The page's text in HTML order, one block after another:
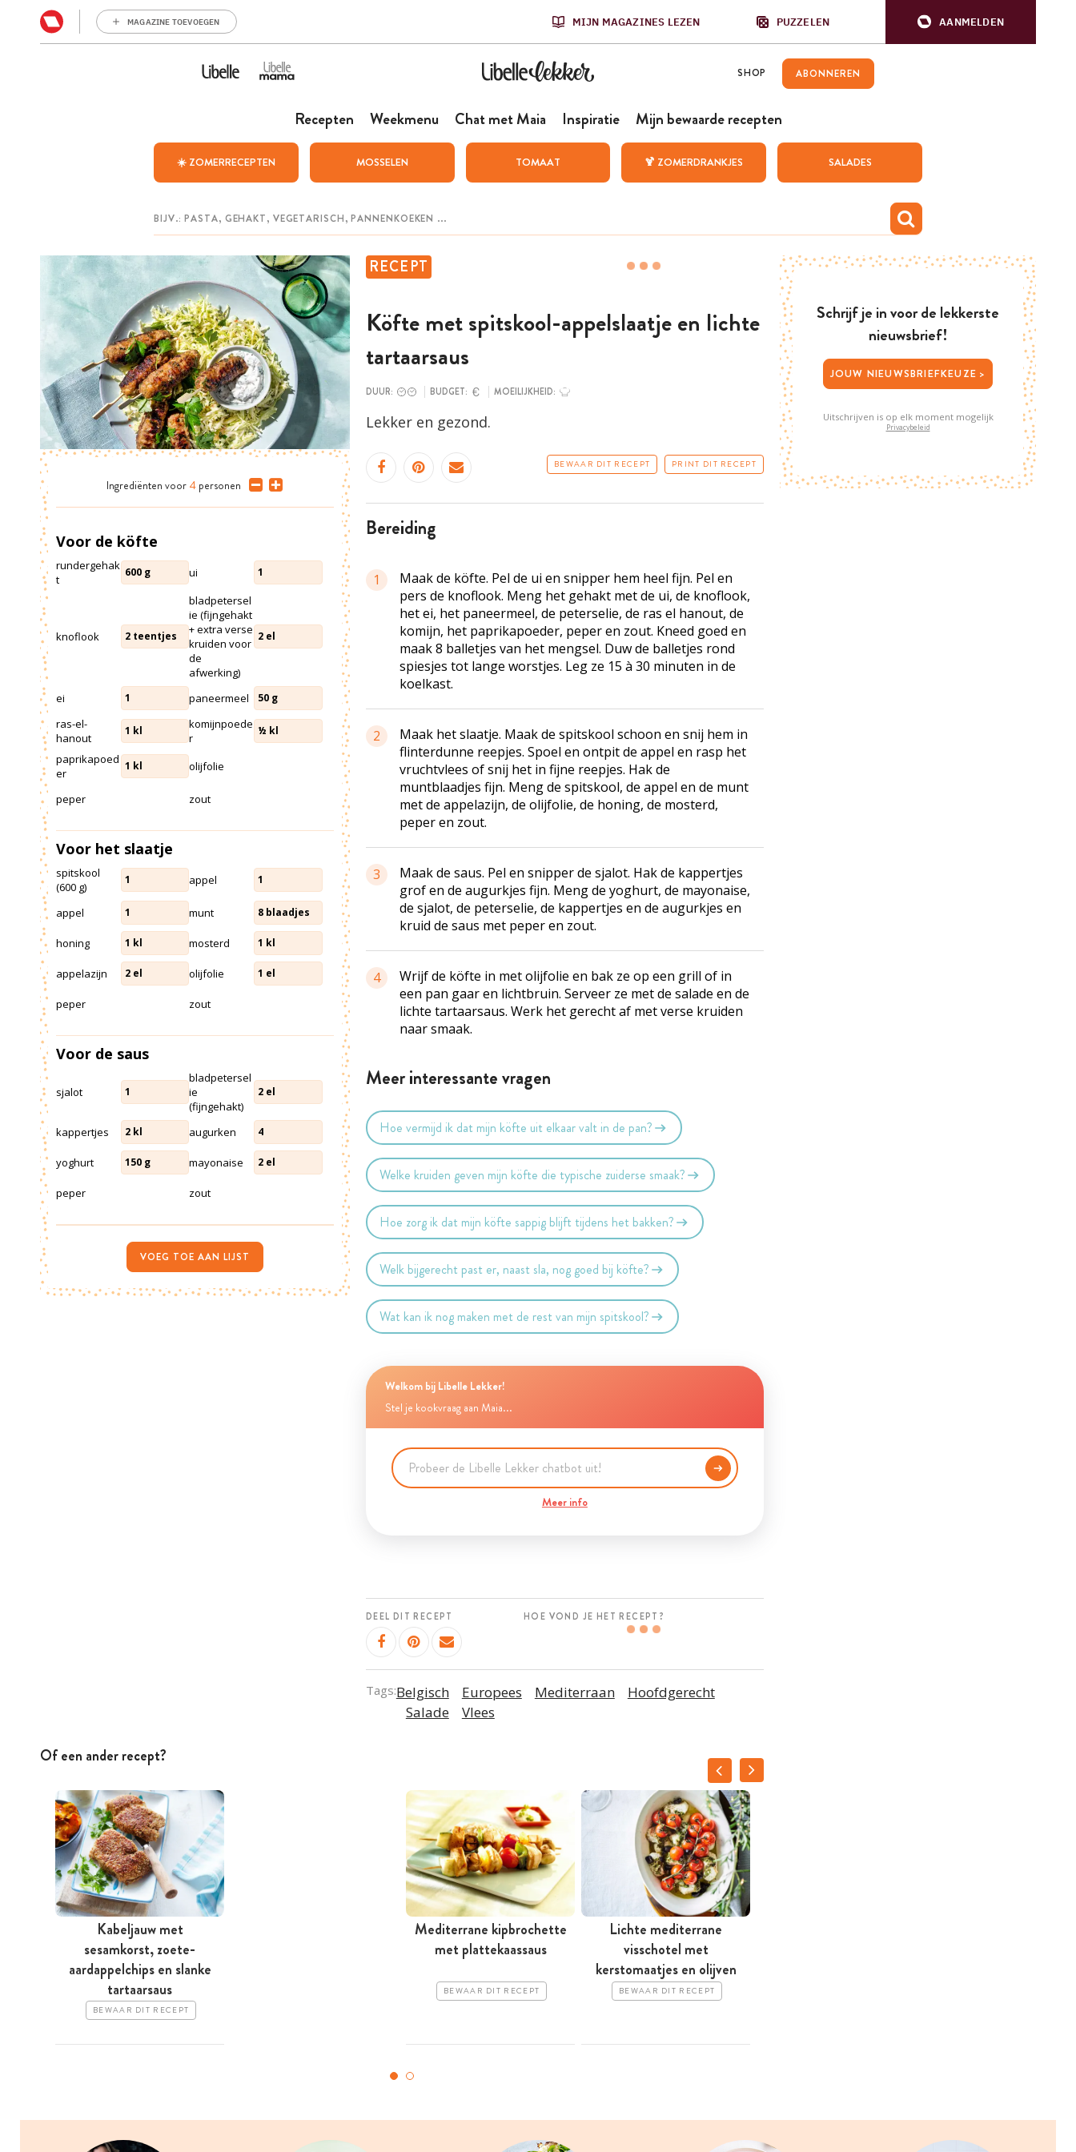
MAGAZINE TOEVOEGEN MIJN MAGAZINES LEZEN PUZZELEN AANMELDEN
SHOP ABONNEREN
Recepten Weekmenu Chat met Maia Inspiratie Mijn bewaarde recepten
☀️ ZOMERRECEPTEN MOSSELEN TOMAAT 🍹 ZOMERDRANKJES SALADES
RECEPT
Köfte met spitskool-appelslaatje en lichte
tartaarsaus
DUUR: BUDGET: MOEILIJKHEID:
Lekker en gezond.
BEWAAR DIT RECEPT PRINT DIT RECEPT
bereiding
1
Maak de köfte. Pel de ui en snipper hem heel fijn. Pel en
pers de knoflook. Meng het gehakt met de ui, de knoflook,
het ei, het paneermeel, de peterselie, de ras el hanout, de
komijn, het paprikapoeder, peper en zout. Kneed goed en
maak 8 balletjes van het mengsel. Duw de balletjes rond
spiesjes tot lange worstjes. Leg ze 15 à 30 minuten in de
koelkast.
2
Maak het slaatje. Maak de spitskool schoon en snij hem in
flinterdunne reepjes. Spoel en ontpit de appel en rasp het
vruchtvlees of snij het in fijne reepjes. Hak de
muntblaadjes fijn. Meng de spitskool, de appel en de munt
met de appelazijn, de olijfolie, de honing, de mosterd,
peper en zout.
3
Maak de saus. Pel en snipper de sjalot. Hak de kappertjes
grof en de augurkjes fijn. Meng de yoghurt, de mayonaise,
de sjalot, de peterselie, de kappertjes en de augurkjes en
kruid de saus met peper en zout.
4
Wrijf de köfte in met olijfolie en bak ze op een grill of in
een pan gaar en lichtbruin. Serveer ze met de salade en de
lichte tartaarsaus. Werk het gerecht af met verse kruiden
naar smaak.
Meer interessante vragen
Hoe vermijd ik dat mijn köfte uit elkaar valt in de pan?
Welke kruiden geven mijn köfte die typische zuiderse smaak?
Hoe zorg ik dat mijn köfte sappig blijft tijdens het bakken?
Welk bijgerecht past er, naast sla, nog goed bij köfte?
Wat kan ik nog maken met de rest van mijn spitskool?
Welkom bij Libelle Lekker!
Stel je kookvraag aan Maia...
Meer info
DEEL DIT RECEPT HOE VOND JE HET RECEPT?
Tags:Belgisch Europees Mediterraan
Hoofdgerecht
Salade
Vlees
Ingrediënten voor 4 personen
Voor de köfte
rundergehak
t
600 g ui 1
knoflook 2 teentjes
bladpetersel
ie (fijngehakt
+ extra verse
kruiden voor
de
afwerking)
2 el
ei 1 paneermeel 50 g
ras-el-
hanout
1 kl
komijnpoede
r
½ kl
paprikapoed
er
1 kl olijfolie
peper zout
Voor het slaatje
spitskool
(600 g)
1 appel 1
appel 1 munt 8 blaadjes
honing 1 kl mosterd 1 kl
appelazijn 2 el olijfolie 1 el
peper zout
Voor de saus
sjalot 1
bladpetersel
ie
(fijngehakt)
2 el
kappertjes 2 kl augurken 4
yoghurt 150 g mayonaise 2 el
peper zout
VOEG TOE AAN LIJST
Of een ander recept?
Kabeljauw met
sesamkorst, zoete-
aardappelchips en slanke
tartaarsaus
BEWAAR DIT RECEPT
Mediterrane kipbrochette
met plattekaassaus
BEWAAR DIT RECEPT
Lichte mediterrane
visschotel met
kerstomaatjes en olijven
BEWAAR DIT RECEPT
Schrijf je in voor de lekkerste
nieuwsbrief!
JOUW NIEUWSBRIEFKEUZE >
Uitschrijven is op elk moment mogelijk
Privacybeleid